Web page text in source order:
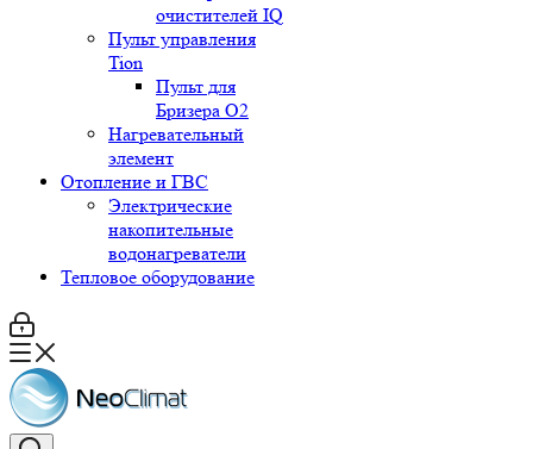
очистителей IQ
Пульт управления
Tion
Пульт для
Бризера O2
Нагревательный
элемент
Отопление и ГВС
Электрические
накопительные
водонагреватели
Тепловое оборудование